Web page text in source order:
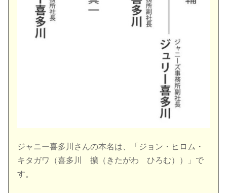
ジャニー喜多川さんの本名は、「ジョン・ヒロム・
キタガワ（喜多川 擴（きたがわ ひろむ））」で
す。